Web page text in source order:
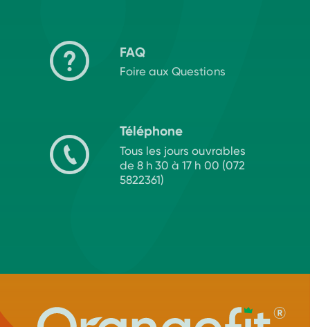
FAQ
Foire aux Questions
Téléphone
Tous les jours ouvrables
de 8 h 30 à 17 h 00 (072
5822361)